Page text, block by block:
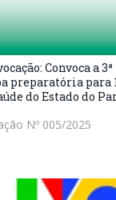
Convoca a
preparatória para
do Estado do
Nº 005/2025